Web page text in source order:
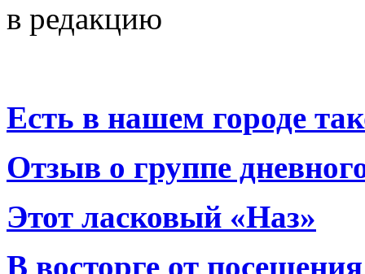
в редакцию
Есть в нашем городе
Отзыв о группе
Этот ласковый «Наз»
В восторге от